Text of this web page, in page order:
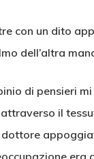
con un dito
dell’altra
di pensieri
il
era